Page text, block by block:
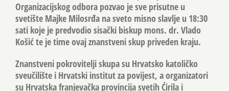
Organizacijskog odbora pozvao je sve prisutne u
svetište Majke Milosrđa na sveto misno slavlje u 18:30
sati koje je predvodio sisački biskup mons. dr. Vlado
Košić te je time ovaj znanstveni skup priveden kraju.
Znanstveni pokrovitelji skupa su Hrvatsko katoličko
sveučilište i Hrvatski institut za povijest, a organizatori
su Hrvatska franjevačka provincija svetih Ćirila i